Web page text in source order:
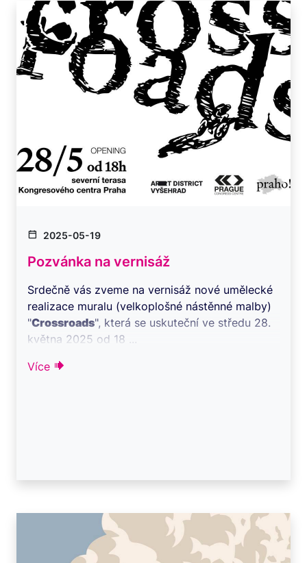
2025-05-19
Pozvánka na vernisáž
Srdečně vás zveme na vernisáž nové umělecké
realizace muralu (velkoplošné nástěnné malby)
"Crossroads", která se uskuteční ve středu 28.
května 2025 od 18 ...
Více